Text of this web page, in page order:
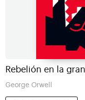
Rebelión en la
George Orwell